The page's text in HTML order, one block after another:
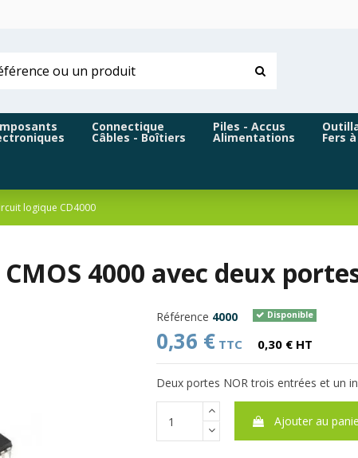
Connectique
Câbles - Boîtiers
Piles - Accus
Alimentations Fers
logique CD4000
4000 avec deux
Référence 4000 Disponible
0,36 € TTC 0,30 € HT
Deux portes NOR trois entrées et un
Ajouter au